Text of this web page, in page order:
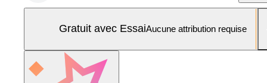
Gratuit avec EssaiAucune attribution requise